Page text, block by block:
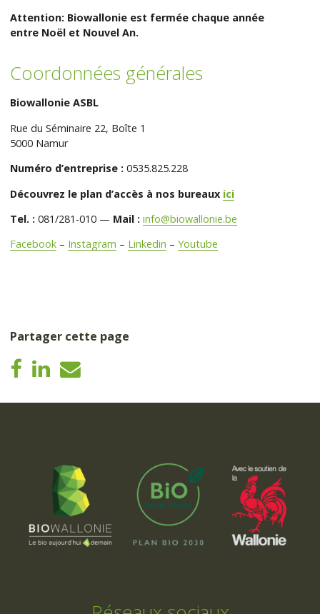
Attention: Biowallonie est fermée chaque année
entre Noël et Nouvel An.
Coordonnées générales
Biowallonie ASBL
Rue du Séminaire 22, Boîte 1
5000 Namur
Numéro d’entreprise : 0535.825.228
Découvrez le plan d’accès à nos bureaux ici
Tel. : 081/281-010 — Mail : info@biowallonie.be
Facebook – Instagram – Linkedin –Youtube
Partager cette page